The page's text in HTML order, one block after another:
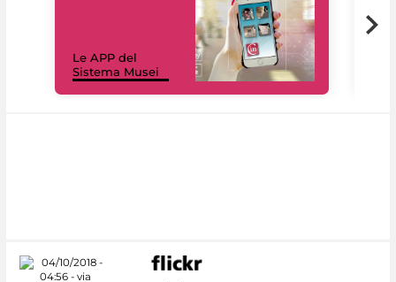
Le APP del
Sistema Musei